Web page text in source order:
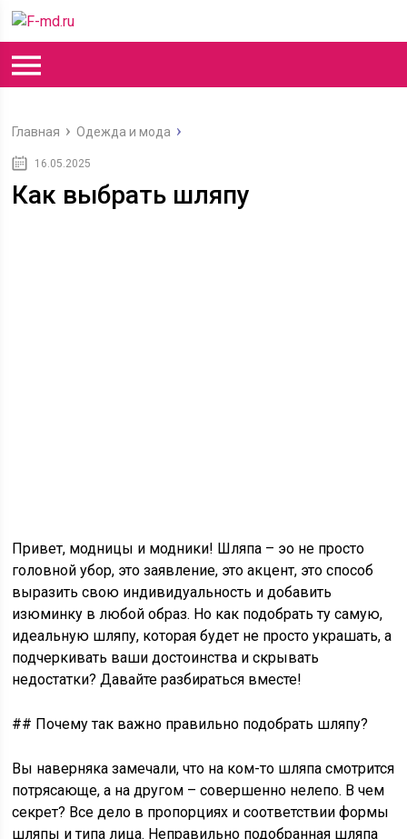
Главная Одежда и мода
16.05.2025
Как выбрать шляпу
Привет, модницы и модники! Шляпа – эо не просто
головной убор, это заявление, это акцент, это способ
выразить свою индивидуальность и добавить
изюминку в любой образ. Но как подобрать ту самую,
идеальную шляпу, которая будет не просто украшать, а
подчеркивать ваши достоинства и скрывать
недостатки? Давайте разбираться вместе!
## Почему так важно правильно подобрать шляпу?
Вы наверняка замечали, что на ком-то шляпа смотрится
потрясающе, а на другом – совершенно нелепо. В чем
секрет? Все дело в пропорциях и соответствии формы
шляпы и типа лица. Неправильно подобранная шляпа